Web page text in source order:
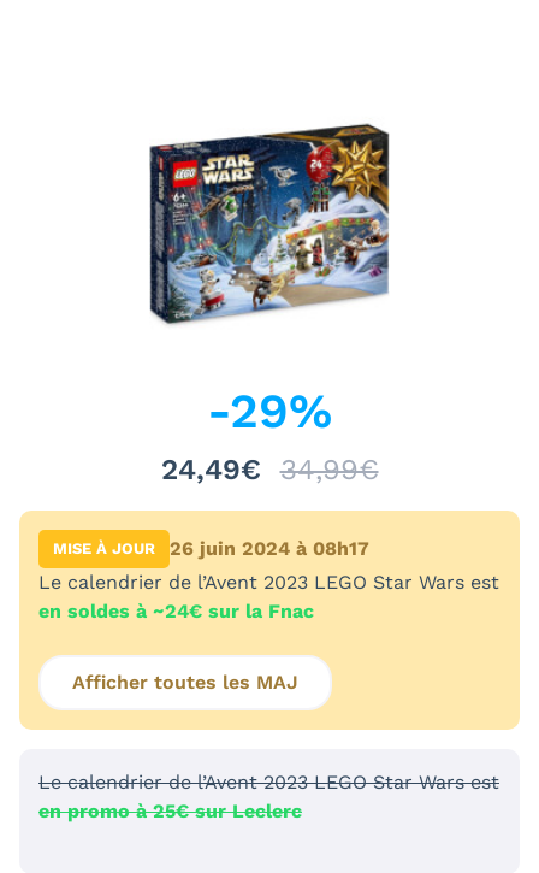
-29%
24,49€ 34,99€
MISE À JOUR
26 juin 2024 à 08h17
Le calendrier de l’Avent 2023 LEGO Star Wars est
en soldes à ~24€ sur la Fnac
Afficher toutes les MAJ
Le calendrier de l’Avent 2023 LEGO Star Wars est
en promo à 25€ sur Leclerc